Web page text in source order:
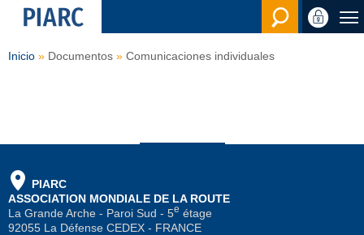
Buscar
Inicio Documentos Comunicaciones individuales
PIARC
ASSOCIATION MONDIALE DE LA ROUTE
La Grande Arche - Paroi Sud - 5e étage
92055 La Défense CEDEX - FRANCE